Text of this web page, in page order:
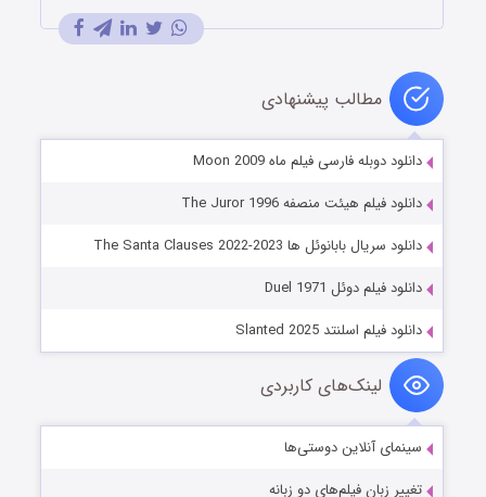
مطالب پیشنهادی
دانلود دوبله فارسی فیلم ماه Moon 2009
دانلود فیلم هیئت منصفه The Juror 1996
دانلود سریال بابانوئل ها The Santa Clauses 2022-2023
دانلود فیلم دوئل Duel 1971
دانلود فیلم اسلنتد Slanted 2025
لینک‌های کاربردی
سینمای آنلاین دوستی‌ها
تغییر زبان فیلم‌های دو زبانه